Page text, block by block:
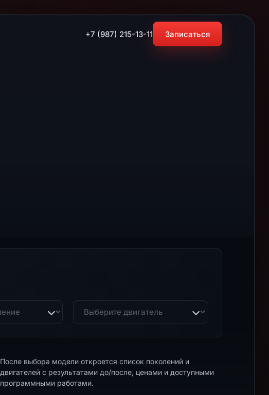
+7 (987) 215-13-11 Записаться
После выбора модели откроется список поколений и
двигателей с результатами до/после, ценами и доступными
программными работами.